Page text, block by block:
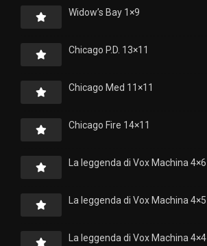
Widow’s Bay 1×9
Chicago P.D. 13×11
Chicago Med 11×11
Chicago Fire 14×11
La leggenda di Vox Machina 4×6
La leggenda di Vox Machina 4×5
La leggenda di Vox Machina 4×4